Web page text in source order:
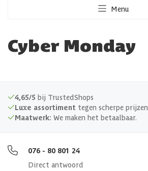
Menu
Cyber Monday
4,65/5 bij TrustedShops
Luxe assortiment tegen scherpe prijzen
Maatwerk: We maken het betaalbaar.
076 - 80 801 24
Direct antwoord